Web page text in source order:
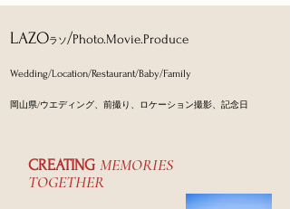
​LAZOラソ/Photo.Movie.Produce
Wedding/Location/Restaurant/Baby/Family
岡山県/ウエディング、前撮り、ロケーション撮影、記念日
CREATING MEMORIES
TOGETHER